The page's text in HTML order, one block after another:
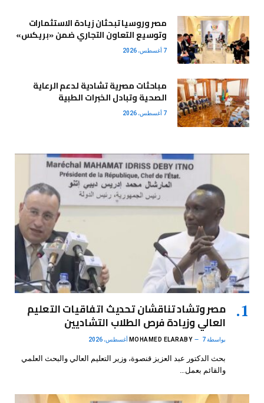
مصر وروسيا تبحثان زيادة الاستثمارات
وتوسيع التعاون التجاري ضمن «بريكس»
7 أغسطس، 2026
مباحثات مصرية تشادية لدعم الرعاية
الصحية وتبادل الخبرات الطبية
7 أغسطس، 2026
مصر وتشاد تناقشان تحديث اتفاقيات التعليم
العالي وزيادة فرص الطلاب التشاديين
بواسطة MOHAMED ELARABY 7 أغسطس، 2026
بحث الدكتور عبد العزيز قنصوة، وزير التعليم العالي والبحث العلمي
والقائم بعمل…